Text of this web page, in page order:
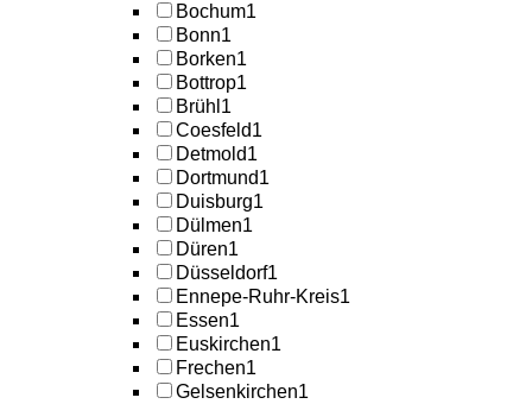
Bochum1
Bonn1
Borken1
Bottrop1
Brühl 1
Coesfeld1
Detmold1
Dortmund1
Duisburg1
Dülmen1
Düren1
Düsseldorf1
Ennepe-Ruhr-Kreis1
Essen1
Euskirchen1
Frechen1
Gelsenkirchen1